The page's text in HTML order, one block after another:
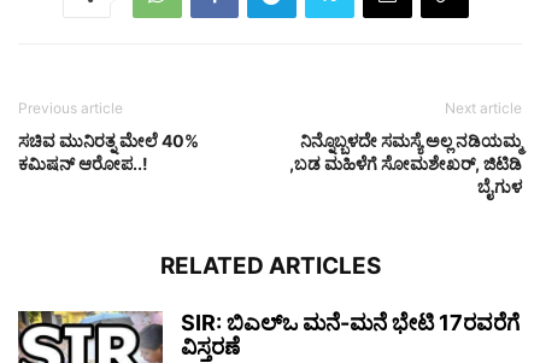
Previous article
ಸಚಿವ ಮುನಿರತ್ನ ಮೇಲೆ 40%
ಕಮಿಷನ್ ಆರೋಪ..!
Next article
ನಿನ್ನೊಬ್ಬಳದೇ ಸಮಸ್ಯೆ ಅಲ್ಲ ನಡಿಯಮ್ಮ
,ಬಡ ಮಹಿಳೆಗೆ ಸೋಮಶೇಖರ್​, ಜಿಟಿಡಿ
ಬೈಗುಳ
RELATED ARTICLES
SIR: ಬಿಎಲ್ಒ ಮನೆ-ಮನೆ ಭೇಟಿ 17ರವರೆಗೆ
ವಿಸ್ತರಣೆ